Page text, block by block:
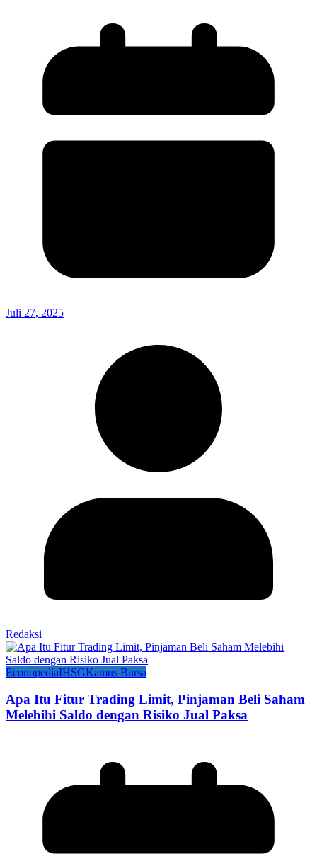
Juli 27, 2025
Redaksi
EconopediaIHSGKamus Bursa
Apa Itu Fitur Trading Limit, Pinjaman Beli Saham
Melebihi Saldo dengan Risiko Jual Paksa